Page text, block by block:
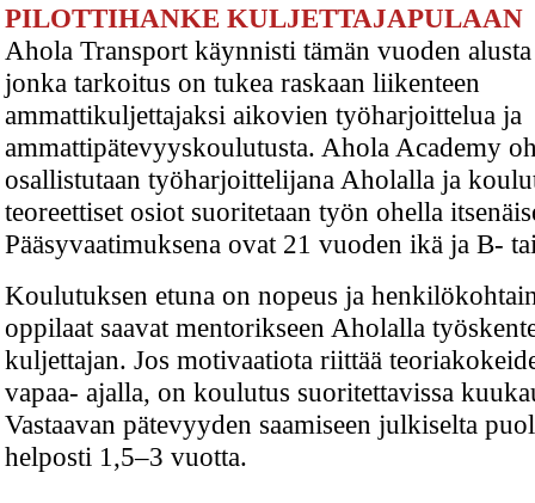
PILOTTIHANKE KULJETTAJAPULAAN
Ahola Transport käynnisti tämän vuoden
jonka tarkoitus on tukea raskaan liikenteen
ammattikuljettajaksi aikovien työharjoittelua ja
ammattipätevyyskoulutusta. Ahola Academy
osallistutaan työharjoittelijana Aholalla ja
teoreettiset osiot suoritetaan työn ohella
Pääsyvaatimuksena ovat 21 vuoden ikä ja B-
Koulutuksen etuna on nopeus ja
oppilaat saavat mentorikseen Aholalla
kuljettajan. Jos motivaatiota riittää
vapaa- ajalla, on koulutus suoritettavissa
Vastaavan pätevyyden saamiseen julkiselta
helposti 1,5–3 vuotta.